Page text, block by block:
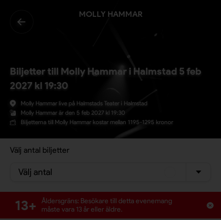
MOLLY HAMMAR
Biljetter till Molly Hammar i Halmstad 5 feb
2027 kl 19:30
Molly Hammar live på Halmstads Teater i Halmstad
Molly Hammar är den 5 feb 2027 kl 19:30
Biljetterna till Molly Hammar kostar mellan 1195-1295 kronor
Välj antal biljetter
Välj antal
13+
Åldersgräns: Besökare till detta evenemang
måste vara 13 år eller äldre.